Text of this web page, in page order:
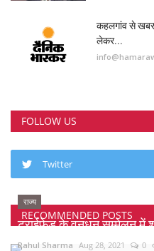
कहलगांव से
लेकर...
FOLLOW US
Twitter
RECOMMENDED POSTS
राज्य
ट्राईफेड के वनधन सम्मेलन में
Rahul Sharma Aug 28, 2021 0